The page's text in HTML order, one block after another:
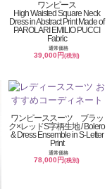
ワンピース
High Waisted Square Neck
Dress in Abstract Print Made of
PAROLARI EMILIO PUCCI
Fabric
通常価格
39,000円(税別)
ワンピーススーツ ブラッ
ク×レッドS字柄生地 / Bolero
& Dress Ensemble in S-Letter
Print
通常価格
78,000円(税別)